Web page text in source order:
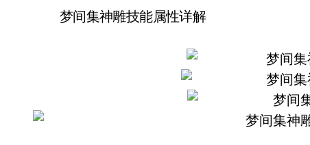
梦间集神雕技能属性详解